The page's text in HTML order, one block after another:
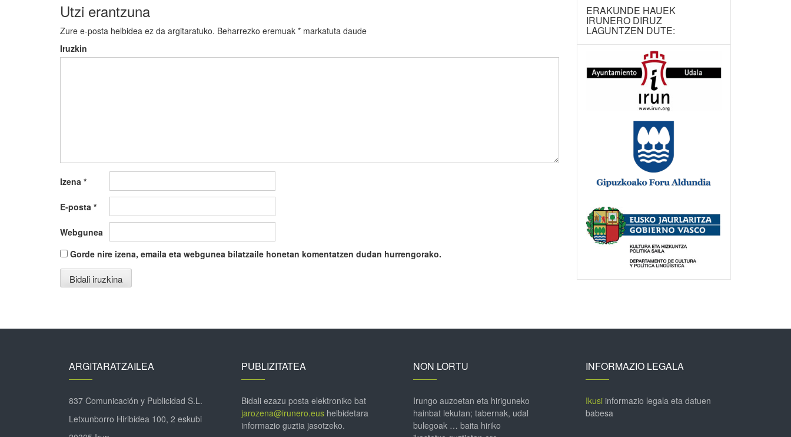
Utzi erantzuna
Zure e-posta helbidea ez da argitaratuko. Beharrezko eremuak * markatuta daude
Iruzkin
Izena *
E-posta *
Webgunea
Gorde nire izena, emaila eta webgunea bilatzaile honetan komentatzen dudan hurrengorako.
ERAKUNDE HAUEK
IRUNERO DIRUZ
LAGUNTZEN DUTE:
ARGITARATZAILEA
837 Comunicación y Publicidad S.L.
Letxunborro Hiribidea 100, 2 eskubi
PUBLIZITATEA
Bidali ezazu posta elektroniko bat
jarozena@irunero.eushelbidetara
informazio guztia jasotzeko.
NON LORTU
Irungo auzoetan eta hiriguneko
hainbat lekutan; tabernak, udal
bulegoak … baita hiriko
INFORMAZIO LEGALA
Ikusiinformazio legala eta datuen
babesa